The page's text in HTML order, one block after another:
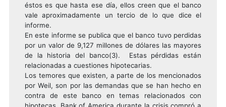
éstos es que hasta ese día, ellos creen que el banco
vale aproximadamente un tercio de lo que dice el
informe.
En este informe se publica que el banco tuvo perdidas
por un valor de 9,127 millones de dólares las mayores
de la historia del banco(3). Estas pérdidas están
relacionadas a cuestiones hipotecarias.
Los temores que existen, a parte de los mencionados
por Weil, son por las demandas que se han hecho en
contra de este banco en temas relacionados con